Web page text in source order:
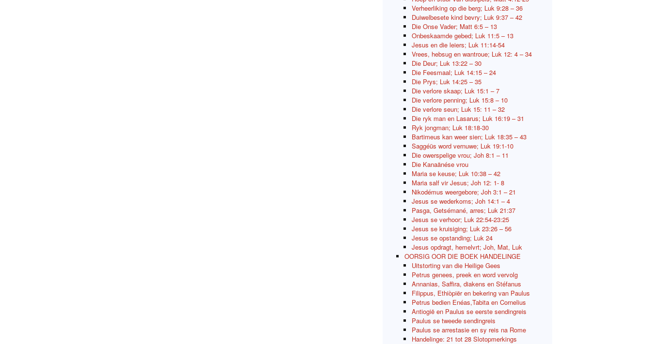
Verheerliking op die berg; Luk 9:28 – 36
Duiwelbesete kind bevry; Luk 9:37 – 42
Die Onse Vader; Matt 6:5 – 13
Onbeskaamde gebed; Luk 11:5 – 13
Jesus en die leiers; Luk 11:14-54
Vrees, hebsug en wantroue; Luk 12: 4 – 34
Die Deur; Luk 13:22 – 30
Die Feesmaal; Luk 14:15 – 24
Die Prys; Luk 14:25 – 35
Die verlore skaap; Luk 15:1 – 7
Die verlore penning; Luk 15:8 – 10
Die verlore seun; Luk 15: 11 – 32
Die ryk man en Lasarus; Luk 16:19 – 31
Ryk jongman; Luk 18:18-30
Bartimeus kan weer sien; Luk 18:35 – 43
Saggéüs word vernuwe; Luk 19:1-10
Die owerspelige vrou; Joh 8:1 – 11
Die Kanaänése vrou
Maria se keuse; Luk 10:38 – 42
Maria salf vir Jesus; Joh 12: 1- 8
Nikodémus weergebore; Joh 3:1 – 21
Jesus se wederkoms; Joh 14:1 – 4
Pasga, Getsémané, arres; Luk 21:37
Jesus se verhoor; Luk 22:54-23:25
Jesus se kruisiging; Luk 23:26 – 56
Jesus se opstanding; Luk 24
Jesus opdragt, hemelvrt; Joh, Mat, Luk
OORSIG OOR DIE BOEK HANDELINGE
Uitstorting van die Heilige Gees
Petrus genees, preek en word vervolg
Annanias, Saffira, diakens en Stéfanus
Filippus, Ethiòpiër en bekering van Paulus
Petrus bedien Enéas,Tabita en Cornelius
Antiogië en Paulus se eerste sendingreis
Paulus se tweede sendingreis
Paulus se arrestasie en sy reis na Rome
Handelinge: 21 tot 28 Slotopmerkings